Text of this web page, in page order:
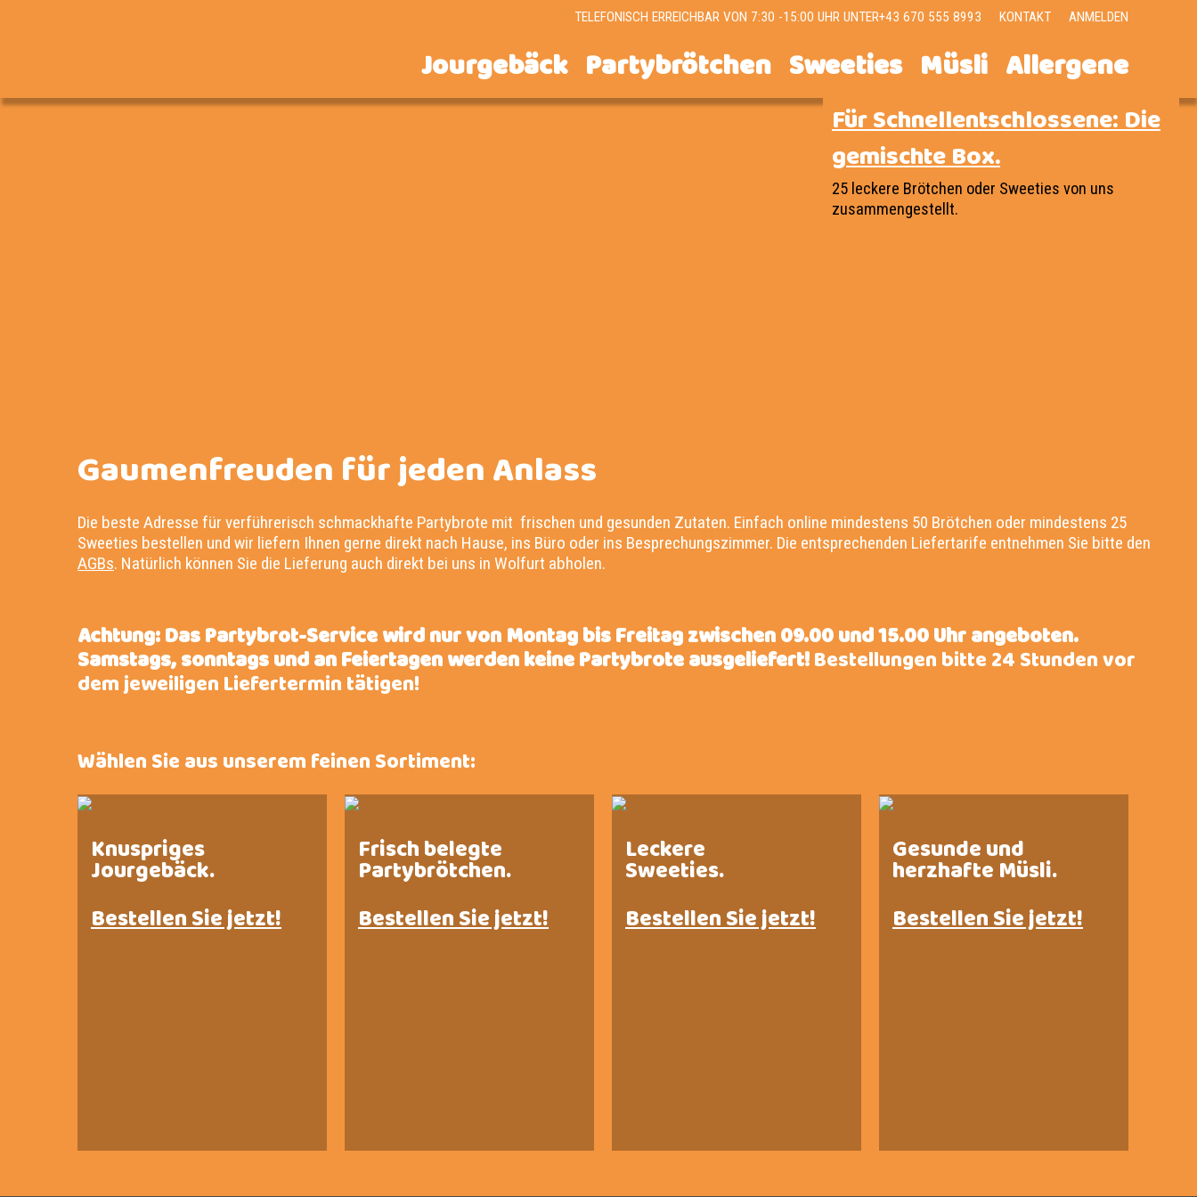
TELEFONISCH ERREICHBAR VON 7:30 -15:00 UHR UNTER+43 670 555 8993 KONTAKT ANMELDEN
Jourgebäck Partybrötchen Sweeties Müsli Allergene
Für Schnellentschlossene: Die
gemischte Box.
25 leckere Brötchen oder Sweeties von uns
zusammengestellt.
Gaumenfreuden für jeden Anlass
Die beste Adresse für verführerisch schmackhafte Partybrote mit frischen und gesunden Zutaten. Einfach online mindestens 50 Brötchen oder mindestens 25
Sweeties bestellen und wir liefern Ihnen gerne direkt nach Hause, ins Büro oder ins Besprechungszimmer. Die entsprechenden Liefertarife entnehmen Sie bitte den
AGBs. Natürlich können Sie die Lieferung auch direkt bei uns in Wolfurt abholen.
Achtung: Das Partybrot-Service wird nur von Montag bis Freitag zwischen 09.00 und 15.00 Uhr angeboten.
Samstags, sonntags und an Feiertagen werden keine Partybrote ausgeliefert!Bestellungen bitte 24 Stunden vor
dem jeweiligen Liefertermin tätigen!
Wählen Sie aus unserem feinen Sortiment:
Knuspriges
Jourgebäck.
Bestellen Sie jetzt!
Frisch belegte
Partybrötchen.
Bestellen Sie jetzt!
Leckere
Sweeties.
Bestellen Sie jetzt!
Gesunde und
herzhafte Müsli.
Bestellen Sie jetzt!